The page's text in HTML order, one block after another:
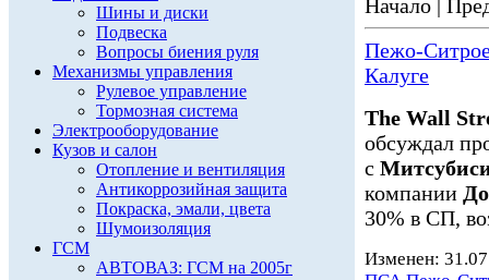
Шины и диски
Подвеска
Вопросы биения руля
Механизмы управления
Рулевое управление
Тормозная система
Электрооборудование
Кузов и салон
Отопление и вентиляция
Антикоррозийная защита
Покраска, эмали, цвета
Шумоизоляция
ГСМ
АВТОВАЗ: ГСМ на 2005г
Начало |
Пежо-
Калуге
The Wall
обсуждал
с
компании
30% в СП,
Изменен: